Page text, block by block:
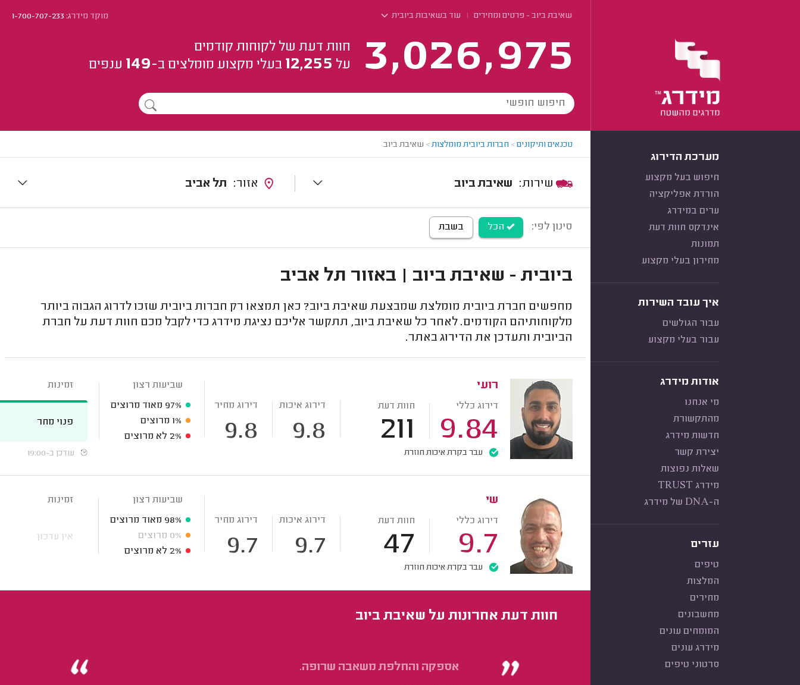
שאיבת ביוב - פרטים ומחירים עוד בשאיבות ביובית מוקד מידרג:1-700-707-233
3,026,975
חוות דעת של לקוחות קודמים
על 12,255 בעלי מקצוע מומלצים ב-149 ענפים
מערכת הדירוג
חיפוש בעל מקצוע
הורדת אפליקציה
ערים במידרג
אינדקס חוות דעת
תמונות
מחירון בעלי מקצוע
איך עובד השירות
עבור הגולשים
עבור בעלי מקצוע
אודות מידרג
מי אנחנו
מהתקשורת
חדשות מידרג
יצירת קשר
שאלות נפוצות
מידרג TRUST
ה-DNA של מידרג
עזרים
טיפים
המלצות
מחירים
מחשבונים
המומחים עונים
מידרג עונים
סרטוני טיפים
טכנאים ותיקונים> חברות ביובית מומלצות> שאיבת ביוב
שאיבת ביוב תל אביב
סינון לפי: הכל בשבת
ביובית - שאיבת ביוב | באזור תל אביב
מחפשים חברת ביובית מומלצת שמבצעת שאיבת ביוב? כאן תמצאו רק חברות ביובית שזכו לדרוג הגבוה ביותר
מלקוחותיהם הקודמים. לאחר כל שאיבת ביוב, תתקשר אליכם נציגת מידרג כדי לקבל מכם חוות דעת על חברת
הביובית ותעדכן את הדירוג באתר.
רועי
דירוג כללי
9.84
חוות דעת
211
דירוג איכות
9.8
דירוג מחיר
9.8
עבר בקרת איכות חוזרת
שביעות רצון
97% מאוד מרוצים
1% מרוצים
2% לא מרוצים
זמינות
פנוי מחר
עודכן ב-19:00
שי
דירוג כללי
9.7
חוות דעת
47
דירוג איכות
9.7
דירוג מחיר
9.7
עבר בקרת איכות חוזרת
שביעות רצון
98% מאוד מרוצים
0% מרוצים
2% לא מרוצים
זמינות
אין עדכון
חוות דעת אחרונות על שאיבת ביוב
אספקה והחלפת משאבה שרופה.